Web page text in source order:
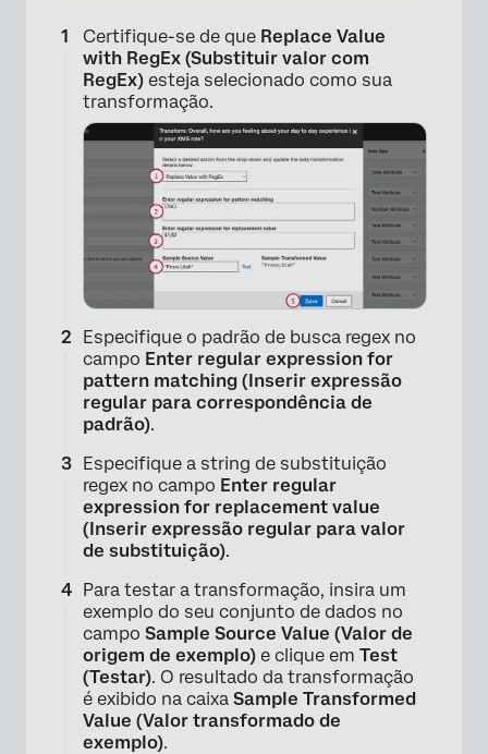
Certifique-se de que Replace Value
with RegEx (Substituir valor com
RegEx) esteja selecionado como sua
transformação.
Especifique o padrão de busca regex no
campo Enter regular expression for
pattern matching (Inserir expressão
regular para correspondência de
padrão).
Especifique a string de substituição
regex no campo Enter regular
expression for replacement value
(Inserir expressão regular para valor
de substituição).
Para testar a transformação, insira um
exemplo do seu conjunto de dados no
campo Sample Source Value (Valor de
origem de exemplo) e clique em Test
(Testar). O resultado da transformação
é exibido na caixa Sample Transformed
Value (Valor transformado de
exemplo).